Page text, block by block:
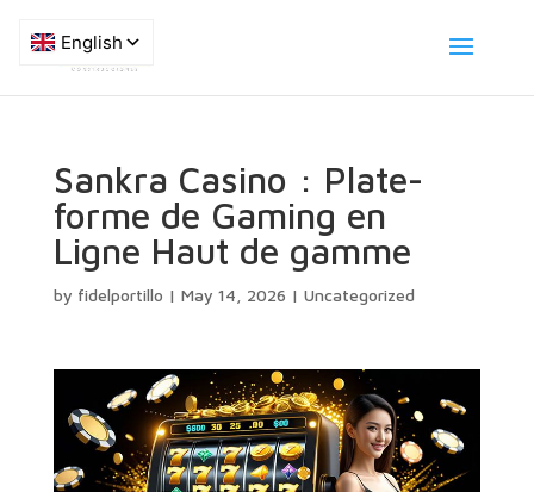
Sankra Casino : Plate-
forme de Gaming en
Ligne Haut de gamme
by fidelportillo | May 14, 2026 | Uncategorized